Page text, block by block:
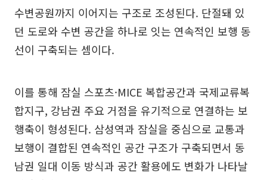
수변공원까지 이어지는 구조로 조성된다. 단절돼 있
던 도로와 수변 공간을 하나로 잇는 연속적인 보행 동
선이 구축되는 셈이다.
이를 통해 잠실 스포츠·MICE 복합공간과 국제교류복
합지구, 강남권 주요 거점을 유기적으로 연결하는 보
행축이 형성된다. 삼성역과 잠실을 중심으로 교통과
보행이 결합된 연속적인 공간 구조가 구축되면서 동
남권 일대 이동 방식과 공간 활용에도 변화가 나타날